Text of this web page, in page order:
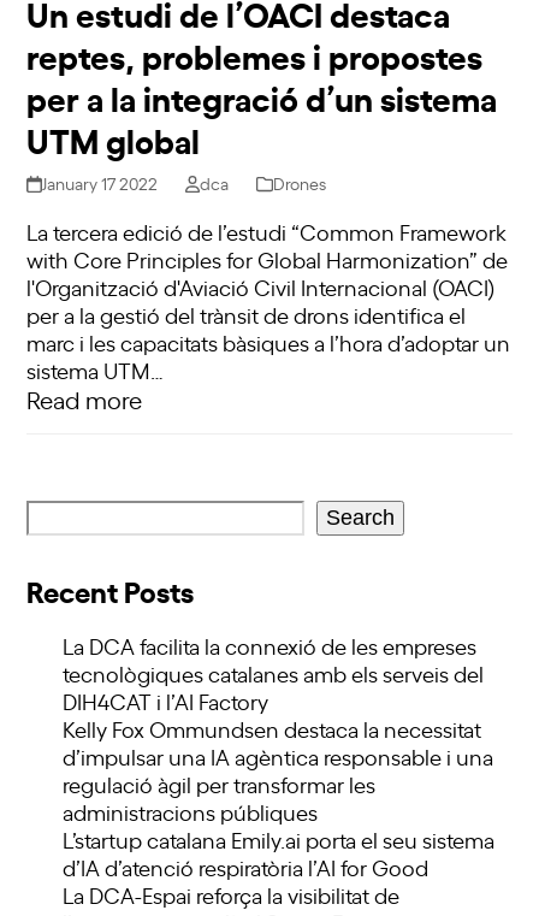
Un estudi de l’OACI destaca
reptes, problemes i propostes
per a la integració d’un sistema
UTM global
January 17 2022 dca Drones
La tercera edició de l’estudi “Common Framework
with Core Principles for Global Harmonization” de
l'Organització d'Aviació Civil Internacional (OACI)
per a la gestió del trànsit de drons identifica el
marc i les capacitats bàsiques a l’hora d’adoptar un
sistema UTM…
Read more
Search
Recent Posts
La DCA facilita la connexió de les empreses
tecnològiques catalanes amb els serveis del
DIH4CAT i l’AI Factory
Kelly Fox Ommundsen destaca la necessitat
d’impulsar una IA agèntica responsable i una
regulació àgil per transformar les
administracions públiques
L’startup catalana Emily.ai porta el seu sistema
d’IA d’atenció respiratòria l’AI for Good
La DCA-Espai reforça la visibilitat de